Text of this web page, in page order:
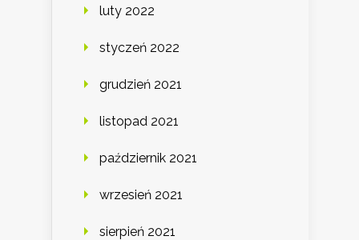
luty 2022
styczeń 2022
grudzień 2021
listopad 2021
październik 2021
wrzesień 2021
sierpień 2021